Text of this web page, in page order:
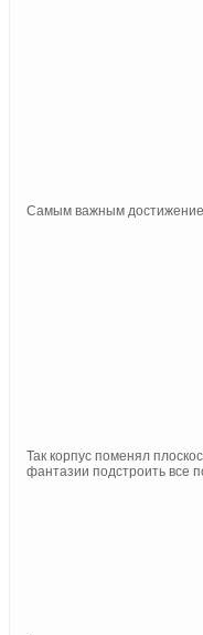
Самым важным достижение
Так корпус поменял
фантазии подстроить все